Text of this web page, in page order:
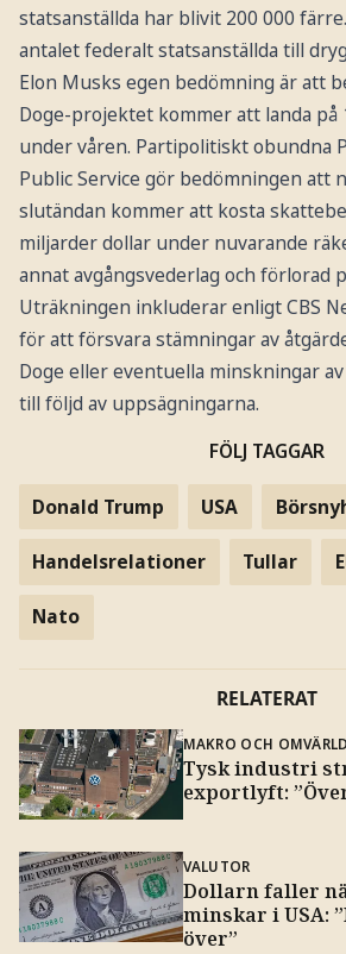
statsanställda har blivit 200 000
antalet federalt statsanställda till
Elon Musks egen bedömning är att
Doge-projektet kommer att landa på
under våren. Partipolitiskt obundna
Public Service gör bedömningen att
slutändan kommer att kosta
miljarder dollar under nuvarande
annat avgångsvederlag och förlorad
Uträkningen inkluderar enligt CBS
för att försvara stämningar av
Doge eller eventuella minskningar
till följd av uppsägningarna.
FÖLJ TAGGAR
Donald Trump USA
Handelsrelationer Tullar
Nato
RELATERAT
MAKRO OCH OMVÄRLD
Tysk industri
exportlyft:
VALUTOR
Dollarn faller
minskar i USA:
över”